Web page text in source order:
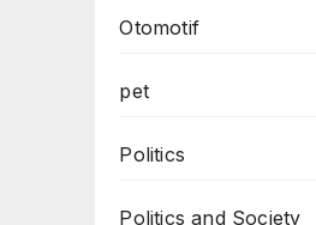
Otomotif
pet
Politics
Politics and Society